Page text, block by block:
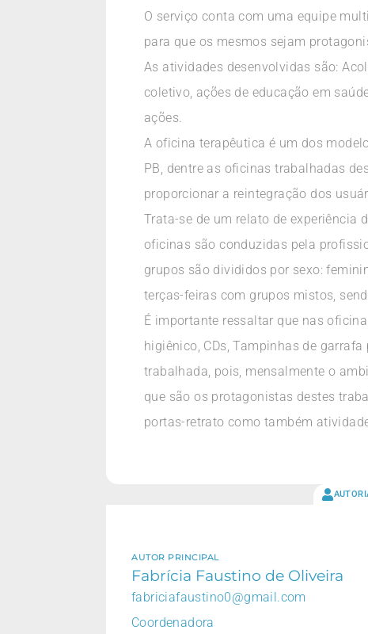
O serviço conta com uma equipe
para que os mesmos sejam
As atividades desenvolvidas são:
coletivo, ações de educação em
ações.
A oficina terapêutica é um dos
PB, dentre as oficinas trabalhadas
proporcionar a reintegração dos
Trata-se de um relato de experiência
oficinas são conduzidas pela
grupos são divididos por sexo:
terças-feiras com grupos mistos,
É importante ressaltar que nas
higiênico, CDs, Tampinhas de
trabalhada, pois, mensalmente o
que são os protagonistas destes
portas-retrato como também
AUTOR PRINCIPAL
Fabrícia Faustino de Oliveira
fabriciafaustino0@gmail.com
Coordenadora